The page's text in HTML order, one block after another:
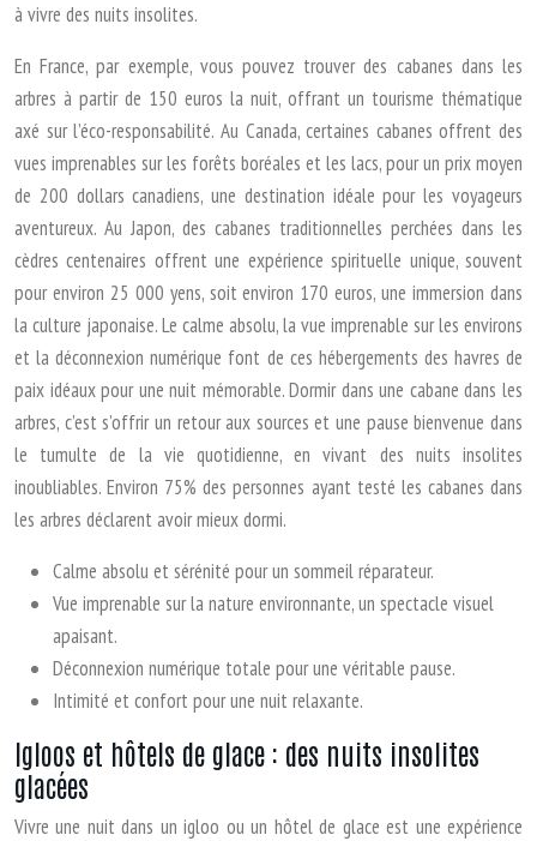
à vivre des nuits insolites.
En France, par exemple, vous pouvez trouver des cabanes dans les
arbres à partir de 150 euros la nuit, offrant un tourisme thématique
axé sur l’éco-responsabilité. Au Canada, certaines cabanes offrent des
vues imprenables sur les forêts boréales et les lacs, pour un prix moyen
de 200 dollars canadiens, une destination idéale pour les voyageurs
aventureux. Au Japon, des cabanes traditionnelles perchées dans les
cèdres centenaires offrent une expérience spirituelle unique, souvent
pour environ 25 000 yens, soit environ 170 euros, une immersion dans
la culture japonaise. Le calme absolu, la vue imprenable sur les environs
et la déconnexion numérique font de ces hébergements des havres de
paix idéaux pour une nuit mémorable. Dormir dans une cabane dans les
arbres, c’est s’offrir un retour aux sources et une pause bienvenue dans
le tumulte de la vie quotidienne, en vivant des nuits insolites
inoubliables. Environ 75% des personnes ayant testé les cabanes dans
les arbres déclarent avoir mieux dormi.
Calme absolu et sérénité pour un sommeil réparateur.
Vue imprenable sur la nature environnante, un spectacle visuel
apaisant.
Déconnexion numérique totale pour une véritable pause.
Intimité et confort pour une nuit relaxante.
Igloos et hôtels de glace : des nuits insolites
glacées
Vivre une nuit dans un igloo ou un hôtel de glace est une expérience